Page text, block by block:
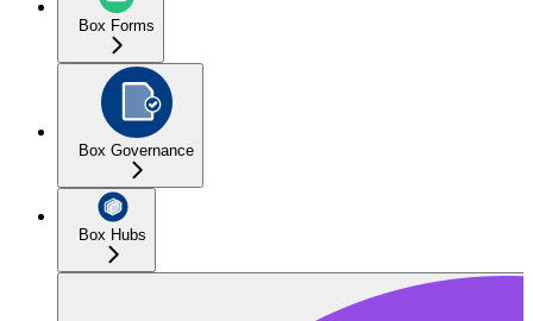
Box Forms
Box Governance
Box Hubs